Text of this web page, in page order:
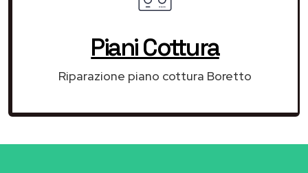
Piani Cottura
Riparazione piano cottura Boretto